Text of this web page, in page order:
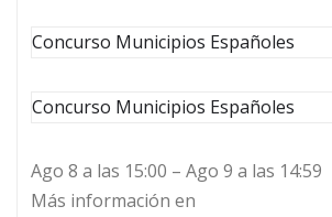
Concurso Municipios Españoles
Concurso Municipios Españoles
Ago 8 a las 15:00 – Ago 9 a las 14:59
Más información en